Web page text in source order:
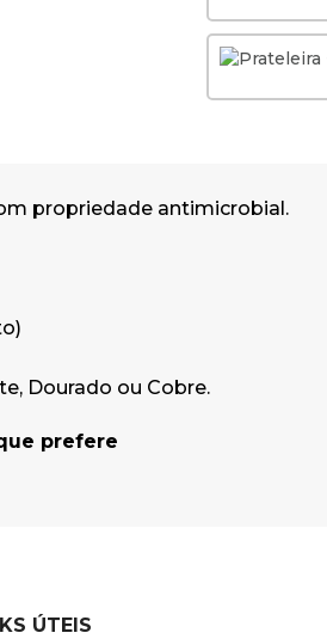
propriedade antimicrobial.
Dourado ou Cobre.
prefere
ÚTEIS